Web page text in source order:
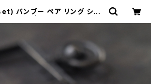
バンブー ペア リング シル